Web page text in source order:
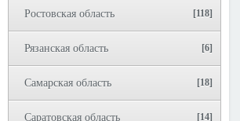
Ростовская область [118]
Рязанская область [6]
Самарская область [18]
Саратовская область [14]